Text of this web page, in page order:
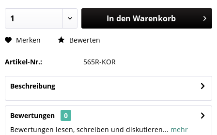
In den Warenkorb
Merken Bewerten
Artikel-Nr.: 565R-KOR
Beschreibung
Bewertungen
0
Bewertungen lesen, schreiben und diskutieren... mehr